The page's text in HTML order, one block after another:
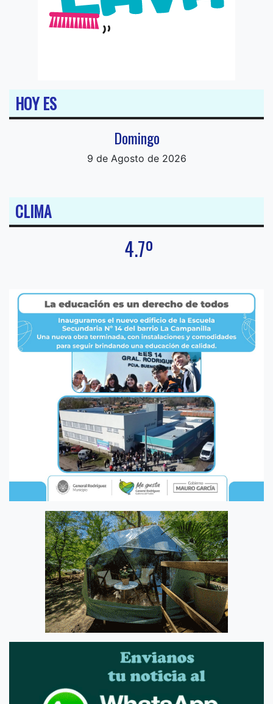
HOY ES
Domingo
9 de Agosto de 2026
CLIMA
4.7º